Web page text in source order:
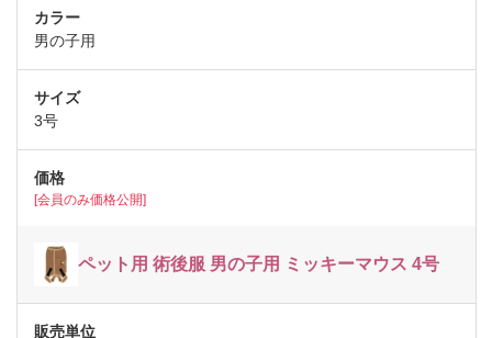
男の子用
3号
[会員のみ価格公開]
ペット用 術後服 男の子用 ミッキーマウス 4号